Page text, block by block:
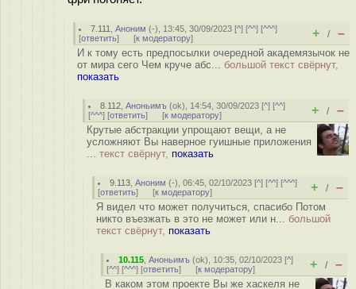
7.111 ,Аноним (-), 13:45, 30/09/2023 [^] [^^] [^^^]
[ответить] [к модератору] + / –
И к тому есть предпосылки очередной академязычок не
от мира сего Чем круче абс... большой текст свёрнут,
показать
8.112 ,Аноньимъ (ok), 14:54, 30/09/2023 [^] [^^]
[^^^] [ответить] [к модератору] + / –
Крутые абстракции упрощают вещи, а не
усложняют Вы наверное гуишные приложения
... текст свёрнут, показать
9.113 ,Аноним (-), 06:45, 02/10/2023 [^] [^^] [^^^]
[ответить] [к модератору] + / –
Я видел что может получиться, спасибо Потом
никто въезжать в это не может или н... большой
текст свёрнут, показать
10.115 ,Аноньимъ (ok), 10:35, 02/10/2023 [^]
[^^] [^^^] [ответить] [к модератору] + / –
В каком этом проекте Вы же хаскеля не